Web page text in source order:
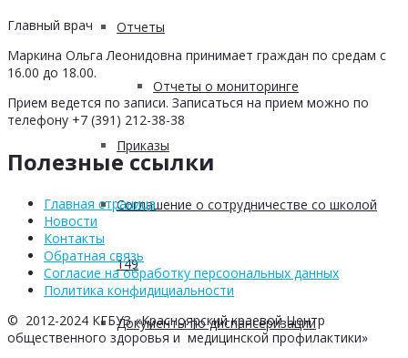
Отчеты
Отчеты о мониторинге
Приказы
Соглашение о сотрудничестве со школой
149
Документы по диспансеризации
Главный врач
Маркина Ольга Леонидовна принимает граждан по средам с
16.00 до 18.00.
Прием ведется по записи. Записаться на прием можно по
телефону +7 (391) 212-38-38
Полезные ссылки
Главная страница
Новости
Контакты
Обратная связь
Согласие на обработку персоональных данных
Политика конфидициальности
© 2012-2024 КГБУЗ «Красноярский краевой Центр
общественного здоровья и медицинской профилактики»